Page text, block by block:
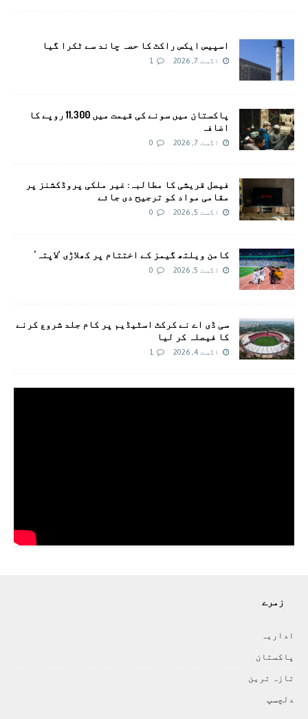
اسپیس ایکس راکٹ کا حصہ چاند سے ٹکرا گیا
اگست 7, 2026 1
پاکستان میں سونے کی قیمت میں 11,300 روپے کا
اضافہ
اگست 7, 2026 0
فیصل قریشی کا مطالبہ: غیر ملکی پروڈکشنز پر
مقامی مواد کو ترجیح دی جائے
اگست 5, 2026 0
کامن ویلتھ گیمز کے اختتام پر کھلاڑی ‘لاپتہ’
اگست 5, 2026 0
سی ڈی اے نے کرکٹ اسٹیڈیم پر کام جلد شروع کرنے
کا فیصلہ کر لیا
اگست 4, 2026 1
زمرے
اداريہ
پاکستان
تازہ ترين
دلچسپ